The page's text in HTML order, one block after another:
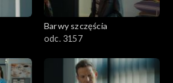
Barwy szczęścia
odc. 3157